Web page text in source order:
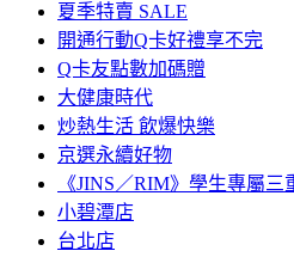
夏季特賣 SALE
開通行動Q卡好禮享不完
Q卡友點數加碼贈
大健康時代
炒熱生活 飲爆快樂
京選永續好物
《JINS／RIM》學生專屬三
小碧潭店
台北店